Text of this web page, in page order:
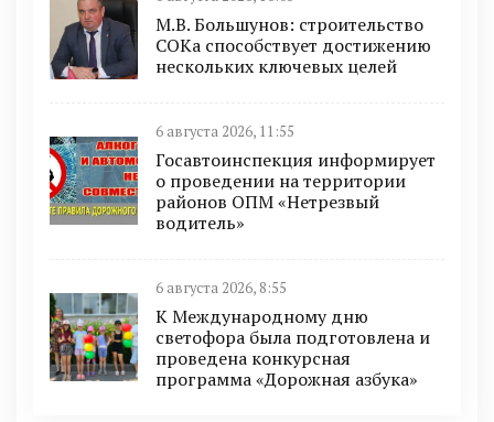
М.В. Большунов: строительство
СОКа способствует достижению
нескольких ключевых целей
6 августа 2026, 11:55
Госавтоинспекция информирует
о проведении на территории
районов ОПМ «Нетрезвый
водитель»
6 августа 2026, 8:55
К Международному дню
светофора была подготовлена и
проведена конкурсная
программа «Дорожная азбука»